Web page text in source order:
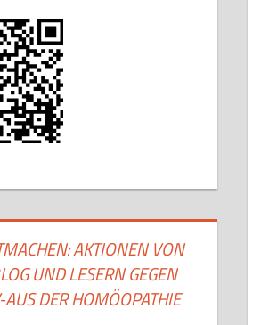
AKTIONEN VON
UND LESERN GEGEN
AUS DER HOMÖOPATHIE